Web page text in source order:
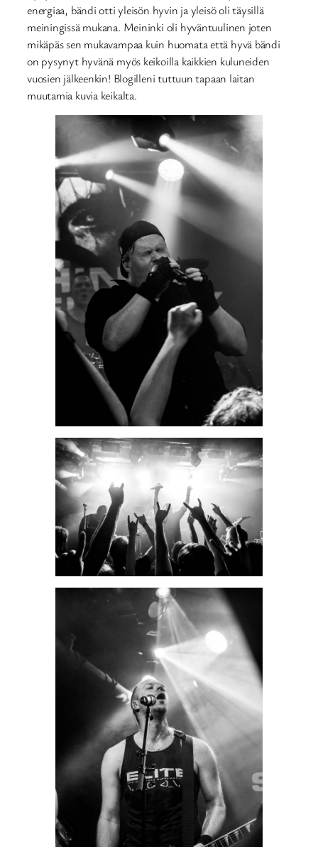
energiaa, bändi otti yleisön hyvin ja yleisö oli täysillä
meiningissä mukana. Meininki oli hyväntuulinen joten
mikäpäs sen mukavampaa kuin huomata että hyvä bändi
on pysynyt hyvänä myös keikoilla kaikkien kuluneiden
vuosien jälkeenkin! Blogilleni tuttuun tapaan laitan
muutamia kuvia keikalta.